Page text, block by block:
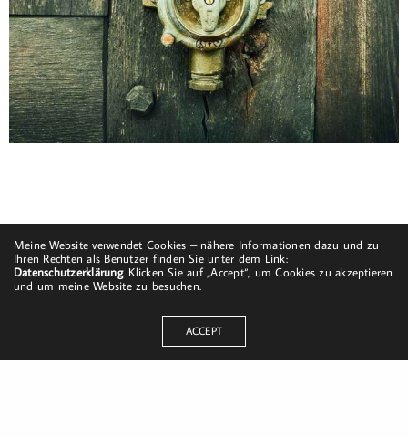
Meine Website verwendet Cookies – nähere Informationen dazu und zu
Ihren Rechten als Benutzer finden Sie unter dem Link:
Datenschutzerklärung. Klicken Sie auf „Accept“, um Cookies zu akzeptieren
und um meine Website zu besuchen.
ACCEPT